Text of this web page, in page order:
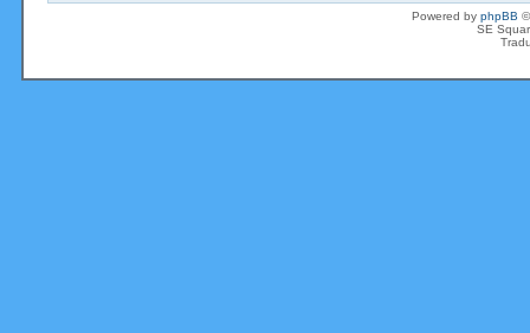
Powered by phpBB
SE